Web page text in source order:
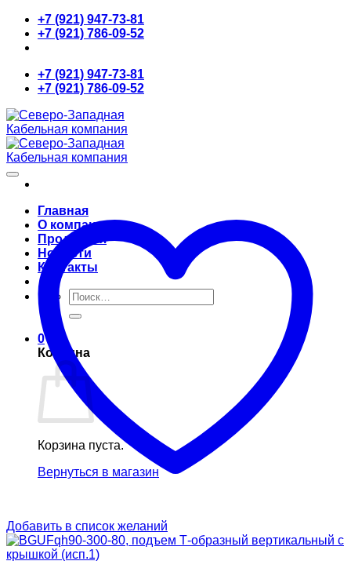
Skip
content
+7 (921) 947-73-81
+7 (921) 786-09-52
+7 (921) 947-73-81
+7 (921) 786-09-52
Главная
О компании
Продукция
Новости
Контакты
Искать:
0
Корзина
Корзина пуста.
Вернуться в магазин
Добавить в список желаний